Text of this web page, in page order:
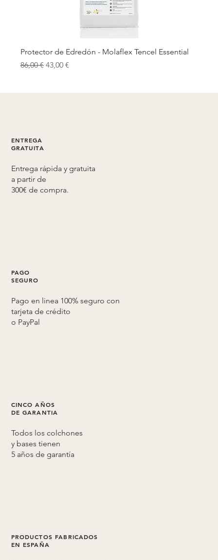
Protector de Edredón - Molaflex Tencel Essential
Precio
86,00 € Precio de oferta
43,00 €
ENTREGA
GRATUITA
Entrega rápida y gratuita
a partir de
300€ de compra.
PAGO
SEGURO
Pago en linea 100% seguro con
tarjeta de crédito
o PayPal
CINCO AÑOS
DE GARANTIA
Todos los colchones
y bases tienen
5 años de garantía
PRODUCTOS FABRICADOS
EN ESPAÑA